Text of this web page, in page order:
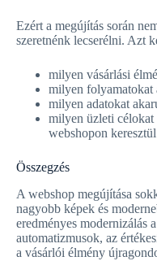
Ezért a megújítás során
szeretnénk lecserélni. Azt
milyen vásárlási
milyen folyamatokat
milyen adatokat
milyen üzleti célokat
webshopon
Összegzés
A webshop megújítása
nagyobb képek és
eredményes modernizálás
automatizmusok, az
a vásárlói élmény